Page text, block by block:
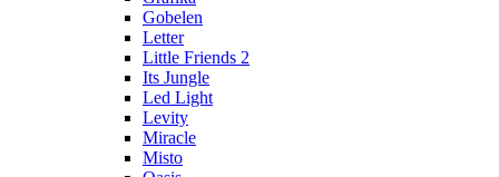
Gobelen
Letter
Little Friends 2
Its Jungle
Led Light
Levity
Miracle
Misto